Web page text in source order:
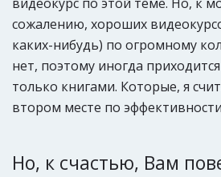
сожалению, хороших
каких-нибудь) по огромному
нет, поэтому иногда
только книгами. Которые, я
втором месте по
Но, к счастью, Вам